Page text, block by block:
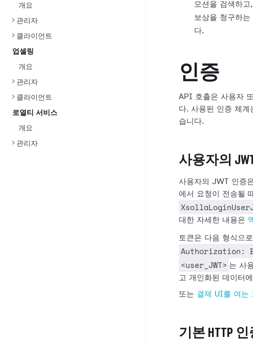
개요
관리자
클라이언트
업셀링
개요
관리자
클라이언트
로열티 서비스
개요
관리자
모션을 검색하
보상을 청구하
다.
인증
API 호출은 사용자
다. 사용된 인증 체계
습니다.
사용자의
사용자의 JWT 인증
에서 요청이 전송될
대한 자세한 내용은
토큰은 다음 형식으로
Authorization:
<user_JWT> 는 사
고 개인화된 데이터
또는 결제 UI를 여는
기본 HTTP